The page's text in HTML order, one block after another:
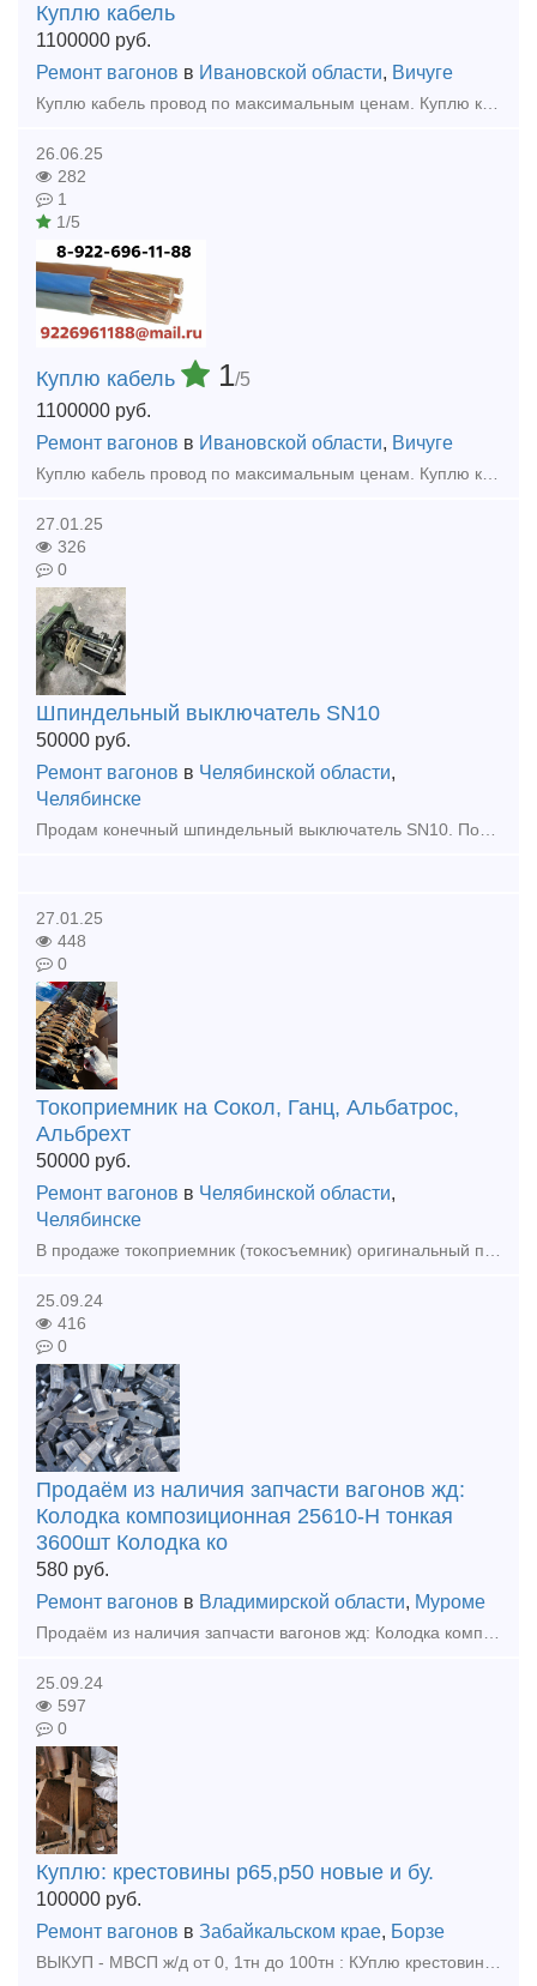
Куплю кабель
1100000 руб.
Ремонт вагонов в Ивановской области, Вичуге
Куплю кaбeль провод по максимальным ценам. Куплю кабель силовой, кабель контрольный, кабель гибкий шланговый, провод с хранения, невостребованный, неликвид, остатки, новый, оптом, Дорого.
26.06.25
282
1
1/5
Куплю кабель 1/5
1100000 руб.
Ремонт вагонов в Ивановской области, Вичуге
Куплю кaбeль провод по максимальным ценам. Куплю кабель силовой, кабель контрольный, кабель гибкий шланговый, провод с хранения, невостребованный, неликвид, остатки, новый, оптом, Дорого.
27.01.25
326
0
Шпиндельный выключатель SN10
50000 руб.
Ремонт вагонов в Челябинской области,
Челябинске
Продам конечный шпиндельный выключатель SN10. Подходит для кранов РДК, ЕДК, Ганс, Альбатрос и прочих. Отгрузка во все регионы РФ
27.01.25
448
0
Токоприемник на Сокол, Ганц, Альбатрос,
Альбрехт
50000 руб.
Ремонт вагонов в Челябинской области,
Челябинске
В продаже токоприемник (токосъемник) оригинальный производства Takraf DDR (ГДР) на портальные и плавучие краны Сокол, Альбрехт, Альбатрос, Форель, Ганц, Кондор и прочие. Есть ревизия, есть с хранения
25.09.24
416
0
Продаём из наличия запчасти вагонов жд:
Колодка композиционная 25610-Н тонкая
3600шт Колодка ко
580 руб.
Ремонт вагонов в Владимирской области, Муроме
Продаём из наличия запчасти вагонов жд: Колодка композиционная 25610-Н тонкая 3600шт Колодка композиционная 25610-Н толстая 960шт Клин ханина СЧ 35 100шт Клин тягового хомута 70шт Подвеска ма
25.09.24
597
0
Куплю: крестовины р65,р50 новые и бу.
100000 руб.
Ремонт вагонов в Забайкальском крае, Борзе
ВЫКУП - МВСП ж/д от 0, 1тн до 100тн : КУплю крестовины р65 р50 , любой обьем! Куплю - подкладки КБ65, КД65, Д65, ДН6-65, СК65, СД65 новые, бу Куплю - накладки 1р65, 2р65 новые, бу Куплю